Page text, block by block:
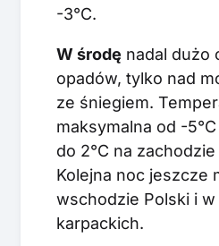
-3°C.
W środę nadal dużo
opadów, tylko nad
ze śniegiem.
maksymalna od -
do 2°C na
Kolejna noc jeszcze
wschodzie Polski i w
karpackich.